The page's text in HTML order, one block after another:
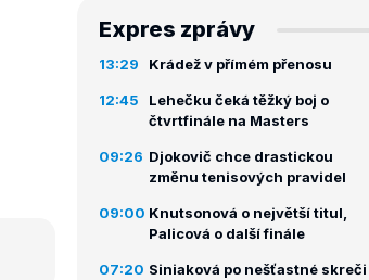
Expres zprávy
13:29 Krádež v přímém přenosu
12:45
Lehečku čeká těžký boj o
čtvrtfinále na Masters
09:26 Djokovič chce drastickou
změnu tenisových pravidel
09:00 Knutsonová o největší titul,
Palicová o další finále
07:20 Siniaková po nešťastné skreči